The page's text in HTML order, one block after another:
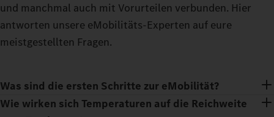
und manchmal auch mit Vorurteilen verbunden. Hier
antworten unsere eMobilitäts-Experten auf eure
meistgestellten Fragen.
Was sind die ersten Schritte zur eMobilität?
Wie wirken sich Temperaturen auf die Reichweite